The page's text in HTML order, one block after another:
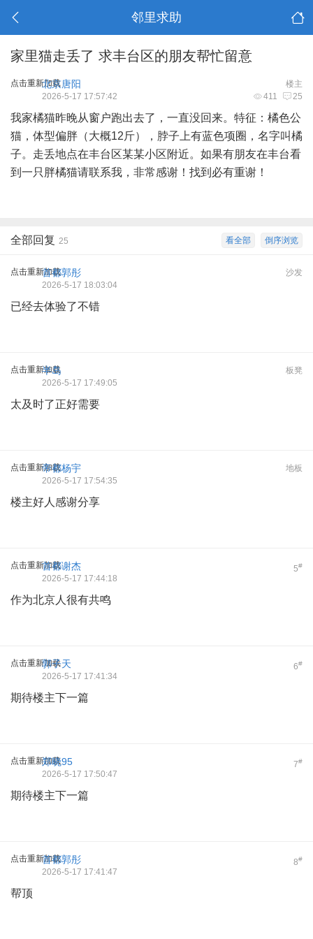
邻里求助
家里猫走丢了 求丰台区的朋友帮忙留意
点击重新加载 楼主
北京唐阳
411 25
2026-5-17 17:57:42
我家橘猫昨晚从窗户跑出去了，一直没回来。特征：橘色公
猫，体型偏胖（大概12斤），脖子上有蓝色项圈，名字叫橘
子。走丢地点在丰台区某某小区附近。如果有朋友在丰台看
到一只胖橘猫请联系我，非常感谢！找到必有重谢！
倒序浏览
看全部
全部回复 25
点击重新加载 沙发
首都郭彤
2026-5-17 18:03:04
已经去体验了不错
点击重新加载 板凳
半岛
2026-5-17 17:49:05
太及时了正好需要
点击重新加载 地板
帝都杨宇
2026-5-17 17:54:35
楼主好人感谢分享
点击重新加载 5#
首都谢杰
2026-5-17 17:44:18
作为北京人很有共鸣
点击重新加载 6#
郭子天
2026-5-17 17:41:34
期待楼主下一篇
点击重新加载 7#
郑晓95
2026-5-17 17:50:47
期待楼主下一篇
点击重新加载 8#
首都郭彤
2026-5-17 17:41:47
帮顶